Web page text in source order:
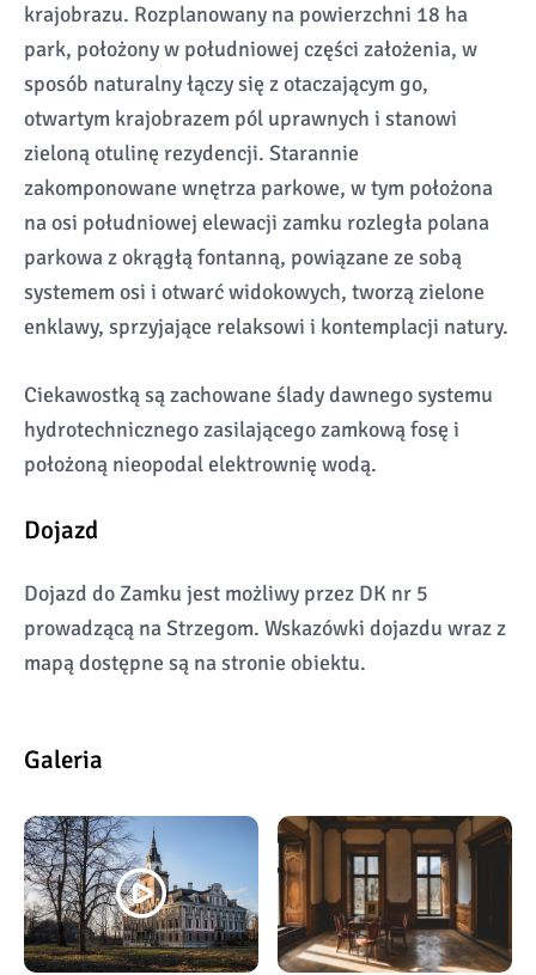
krajobrazu. Rozplanowany na powierzchni 18 ha
park, położony w południowej części założenia, w
sposób naturalny łączy się z otaczającym go,
otwartym krajobrazem pól uprawnych i stanowi
zieloną otulinę rezydencji. Starannie
zakomponowane wnętrza parkowe, w tym położona
na osi południowej elewacji zamku rozległa polana
parkowa z okrągłą fontanną, powiązane ze sobą
systemem osi i otwarć widokowych, tworzą zielone
enklawy, sprzyjające relaksowi i kontemplacji natury.
Ciekawostką są zachowane ślady dawnego systemu
hydrotechnicznego zasilającego zamkową fosę i
położoną nieopodal elektrownię wodą.
Dojazd
Dojazd do Zamku jest możliwy przez DK nr 5
prowadzącą na Strzegom. Wskazówki dojazdu wraz z
mapą dostępne są na stronie obiektu.
Galeria